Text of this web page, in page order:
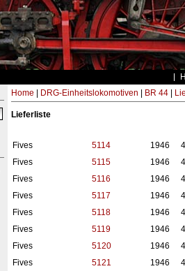
Home DRG-Einheitslokomotiven BR 44|
Lieferliste
Fives 5114 1946
Fives
5115 1946
Fives
5116 1946
Fives
5117 1946
Fives
5118 1946
Fives
5119 1946
Fives
5120 1946
Fives
5121 1946